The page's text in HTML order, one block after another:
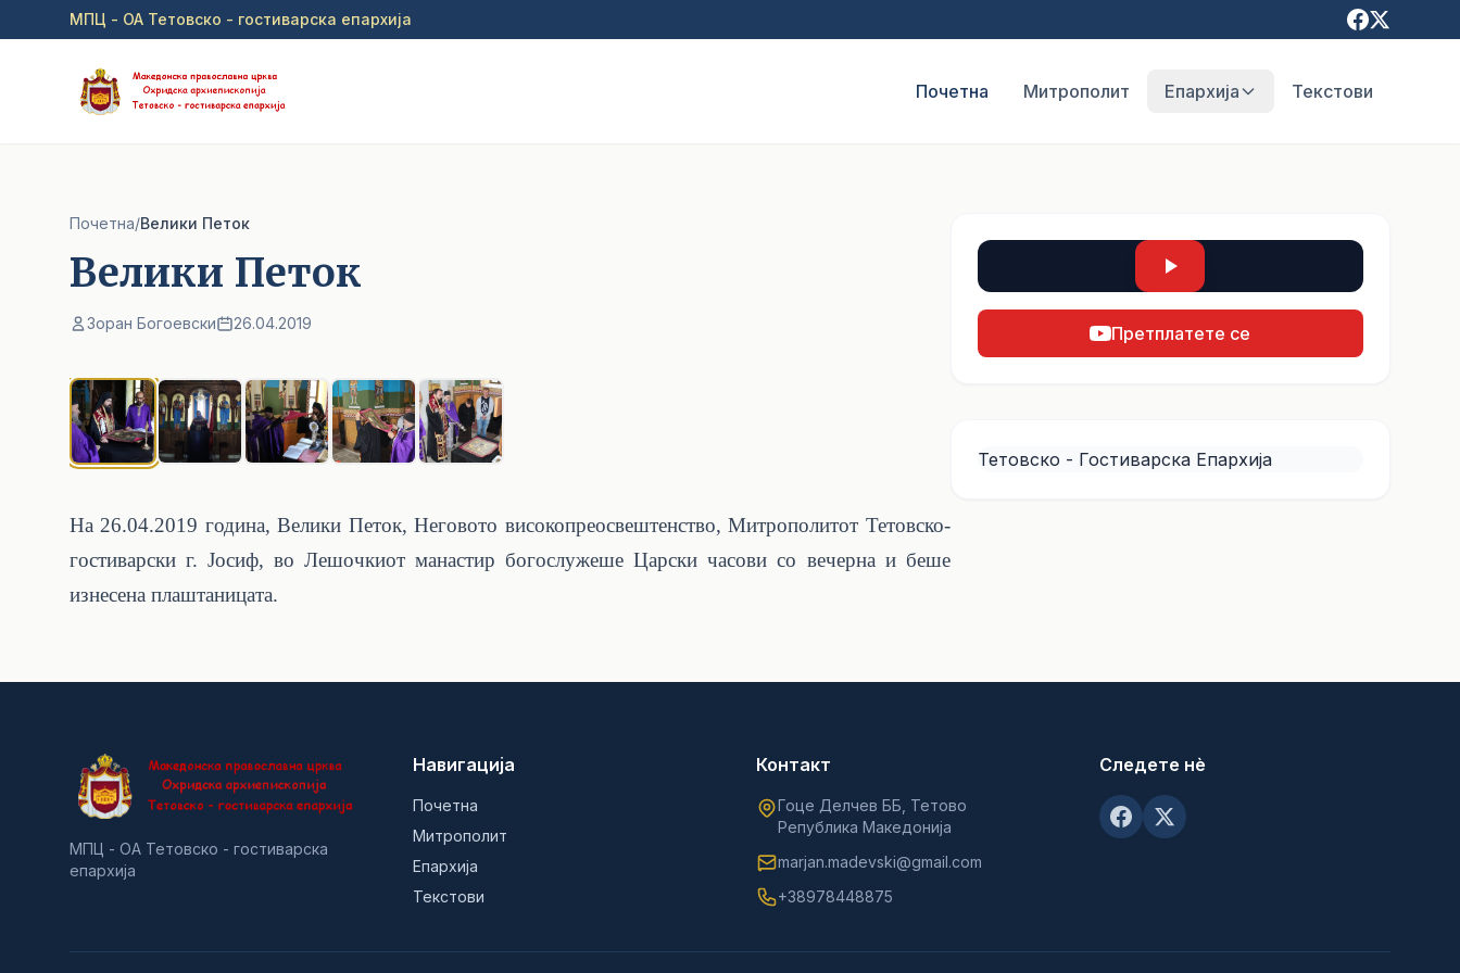
Прејди на главна содржина
МПЦ - ОА Тетовско - гостиварска епархија
Почетна Митрополит Епархија Текстови
Почетна/Велики Петок
Велики Петок
Зоран Богоевски 26.04.2019
На 26.04.2019 година, Велики Петок, Неговото високопреосвештенство, Митрополитот Тетовско-
гостиварски г. Јосиф, во Лешочкиот манастир богослужеше Царски часови со вечерна и беше
изнесена плаштаницата.
Претплатете се
Тетовско - Гостиварска Епархија
МПЦ - ОА Тетовско - гостиварска
епархија
Навигација
Почетна
Митрополит
Епархија
Текстови
Контакт
Гоце Делчев ББ, Тетово
Република Македонија
marjan.madevski@gmail.com
+38978448875
Следете нè